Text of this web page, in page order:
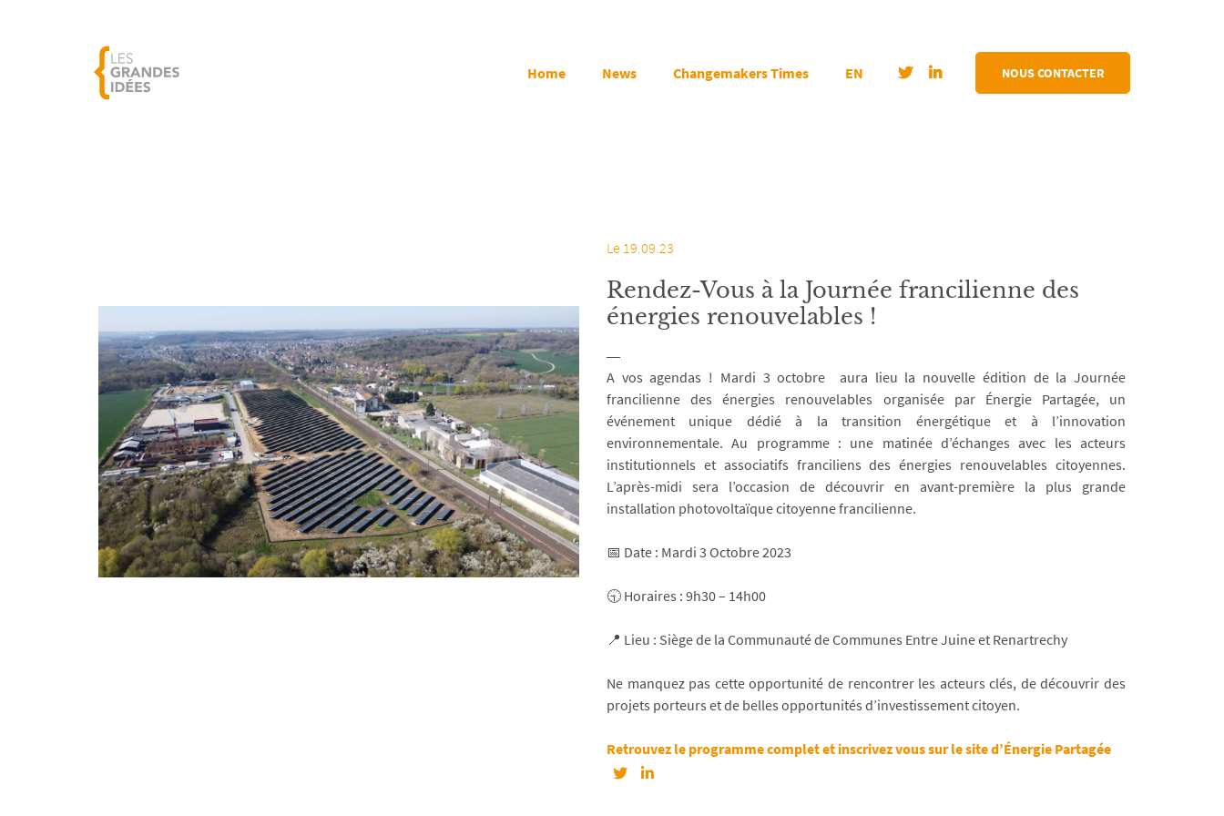
Home News Changemakers Times EN NOUS CONTACTER
Le 19.09.23
Rendez-Vous à la Journée francilienne des
énergies renouvelables !
A vos agendas ! Mardi 3 octobre aura lieu la nouvelle édition de la Journée
francilienne des énergies renouvelables organisée par Énergie Partagée, un
événement unique dédié à la transition énergétique et à l’innovation
environnementale. Au programme : une matinée d’échanges avec les acteurs
institutionnels et associatifs franciliens des énergies renouvelables citoyennes.
L’après-midi sera l’occasion de découvrir en avant-première la plus grande
installation photovoltaïque citoyenne francilienne.
📅 Date : Mardi 3 Octobre 2023
🕤 Horaires : 9h30 – 14h00
📍 Lieu : Siège de la Communauté de Communes Entre Juine et Renartrechy
Ne manquez pas cette opportunité de rencontrer les acteurs clés, de découvrir des
projets porteurs et de belles opportunités d’investissement citoyen.
Retrouvez le programme complet et inscrivez vous sur le site d’Énergie Partagée